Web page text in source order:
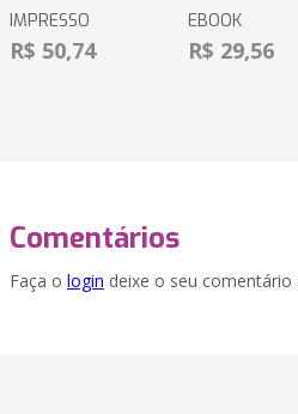
IMPRESSO
R$ 50,74
EBOOK
R$ 29,56
Comentários
Faça o login deixe o seu comentário